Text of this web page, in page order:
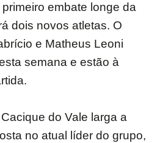
embate longe da
dois novos atletas. O
e Matheus Leoni
semana e estão à
do Vale larga a
no atual líder do grupo,